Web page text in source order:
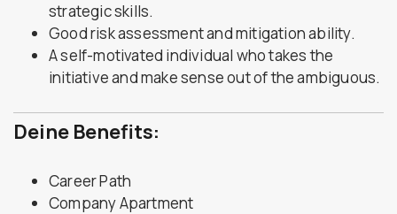
strategic skills.
Good risk assessment and mitigation ability.
A self-motivated individual who takes the
initiative and make sense out of the ambiguous.
Deine Benefits:
Career Path
Company Apartment